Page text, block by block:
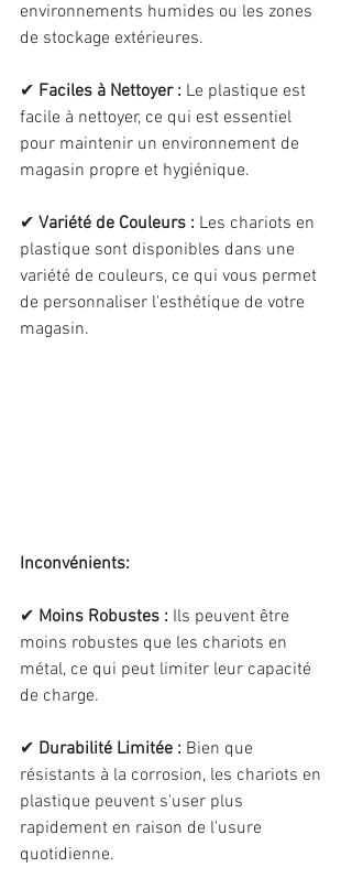
environnements humides ou les zones
de stockage extérieures.
✔ Faciles à Nettoyer : Le plastique est
facile à nettoyer, ce qui est essentiel
pour maintenir un environnement de
magasin propre et hygiénique.
✔ Variété de Couleurs : Les chariots en
plastique sont disponibles dans une
variété de couleurs, ce qui vous permet
de personnaliser l'esthétique de votre
magasin.
Inconvénients:
✔ Moins Robustes : Ils peuvent être
moins robustes que les chariots en
métal, ce qui peut limiter leur capacité
de charge.
✔ Durabilité Limitée : Bien que
résistants à la corrosion, les chariots en
plastique peuvent s'user plus
rapidement en raison de l'usure
quotidienne.